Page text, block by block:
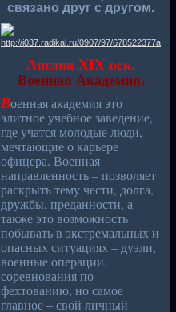
связано друг с другом.
Англия XIX век.
Военная Академия.
Военная академия это
элитное учебное заведение,
где учатся молодые люди,
мечтающие о карьере
офицера. Военная
направленность – позволяет
раскрыть тему чести, долга,
дружбы, преданности, а
также это возможность
побывать в экстремальных и
опасных ситуациях – дуэли,
военные операции,
соревнования по
фехтованию, но самое
главное – свой личный